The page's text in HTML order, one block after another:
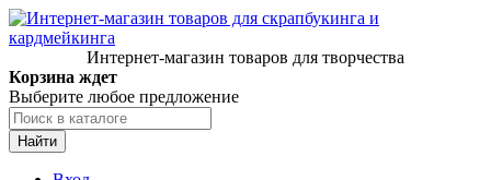
Интернет-магазин товаров для творчества
Корзина ждет
Выберите любое предложение
Найти